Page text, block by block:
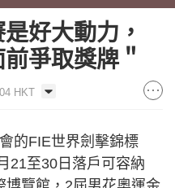
好大動力，
爭取獎牌＂
HKT
的FIE世界劍擊錦標
21至30日落戶可容納